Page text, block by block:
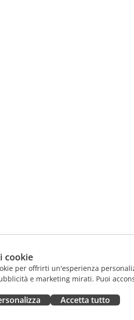
cookie
per offrirti un'esperienza
e marketing mirati. Puoi
Accetta tutto